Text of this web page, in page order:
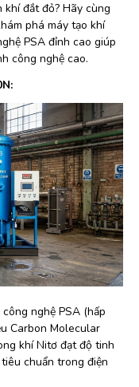
đắt đỏ? Hãy cùng
phá máy tạo khí
PSA đỉnh cao giúp
công nghệ cao.
nghệ PSA (hấp
Carbon Molecular
khí Nitơ đạt độ tinh
chuẩn trong điện